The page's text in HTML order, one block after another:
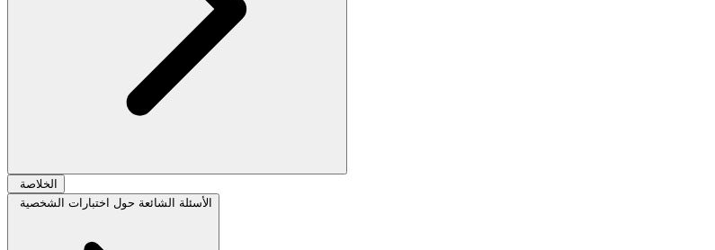
الخلاصة
الأسئلة الشائعة حول اختبارات الشخصية